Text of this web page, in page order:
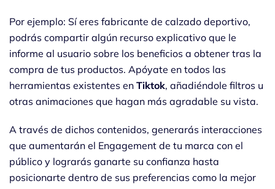
Por ejemplo: Sí eres fabricante de calzado deportivo,
podrás compartir algún recurso explicativo que le
informe al usuario sobre los beneficios a obtener tras la
compra de tus productos. Apóyate en todos las
herramientas existentes en Tiktok, añadiéndole filtros u
otras animaciones que hagan más agradable su vista.
A través de dichos contenidos, generarás interacciones
que aumentarán el Engagement de tu marca con el
público y lograrás ganarte su confianza hasta
posicionarte dentro de sus preferencias como la mejor